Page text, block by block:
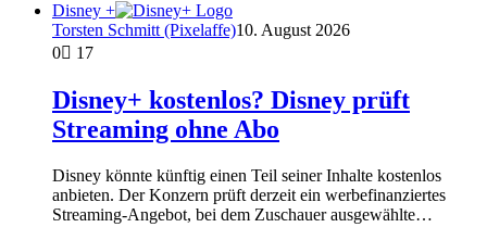
Disney +
Torsten Schmitt (Pixelaffe)10. August 2026
0
17
Disney+ kostenlos? Disney prüft
Streaming ohne Abo
Disney könnte künftig einen Teil seiner Inhalte kostenlos
anbieten. Der Konzern prüft derzeit ein werbefinanziertes
Streaming-Angebot, bei dem Zuschauer ausgewählte…